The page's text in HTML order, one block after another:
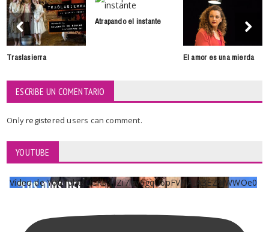
Traslasierra
Atrapando el instante
El amor es una mierda
ESCRIBE UN COMENTARIO
Onlyregisteredusers can comment.
YOUTUBE
Vídeo de YouTube UCKqYjiZi7lzy6gqU6pFVFiA_A3EZ9JWWOe0